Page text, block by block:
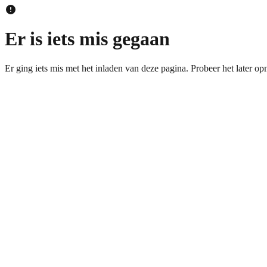
Er is iets mis gegaan
Er ging iets mis met het inladen van deze pagina. Probeer het later